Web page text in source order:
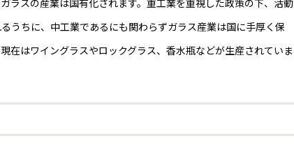
うちに、中工業であるにも関わらずガラス産業は国に手厚く保
在はワイングラスやロックグラス、香水瓶などが生産されていま